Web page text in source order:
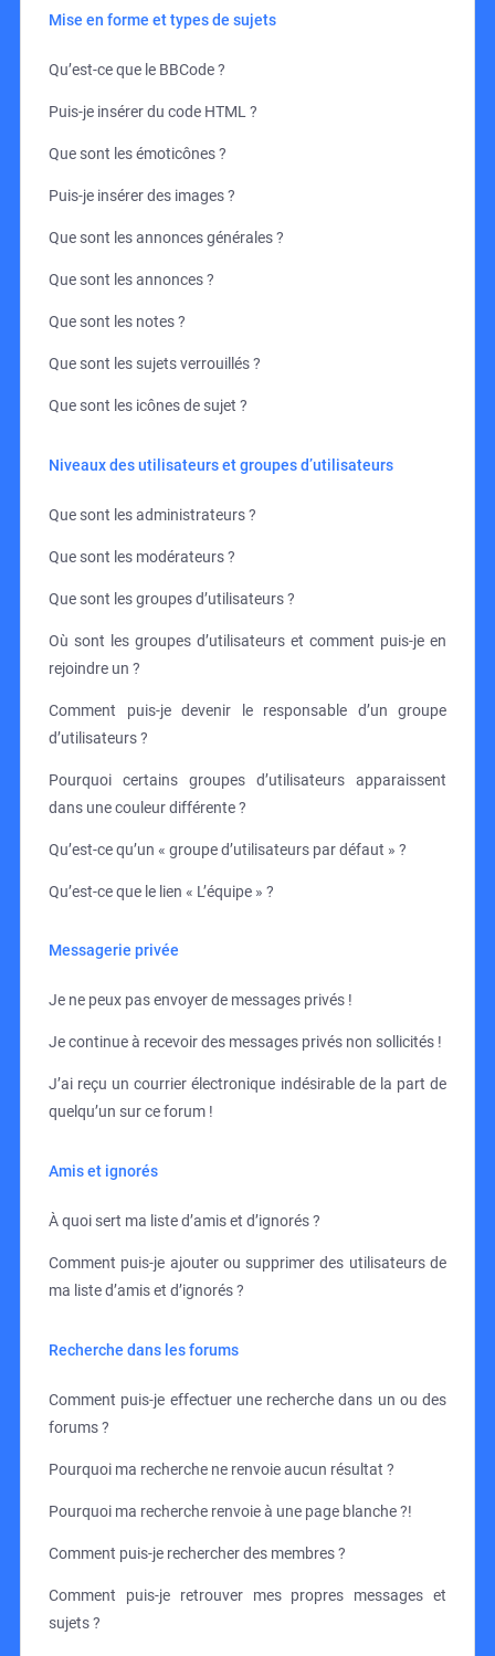
Mise en forme et types de sujets
Qu’est-ce que le BBCode ?
Puis-je insérer du code HTML ?
Que sont les émoticônes ?
Puis-je insérer des images ?
Que sont les annonces générales ?
Que sont les annonces ?
Que sont les notes ?
Que sont les sujets verrouillés ?
Que sont les icônes de sujet ?
Niveaux des utilisateurs et groupes d’utilisateurs
Que sont les administrateurs ?
Que sont les modérateurs ?
Que sont les groupes d’utilisateurs ?
Où sont les groupes d’utilisateurs et comment puis-je en
rejoindre un ?
Comment puis-je devenir le responsable d’un groupe
d’utilisateurs ?
Pourquoi certains groupes d’utilisateurs apparaissent
dans une couleur différente ?
Qu’est-ce qu’un « groupe d’utilisateurs par défaut » ?
Qu’est-ce que le lien « L’équipe » ?
Messagerie privée
Je ne peux pas envoyer de messages privés !
Je continue à recevoir des messages privés non sollicités !
J’ai reçu un courrier électronique indésirable de la part de
quelqu’un sur ce forum !
Amis et ignorés
À quoi sert ma liste d’amis et d’ignorés ?
Comment puis-je ajouter ou supprimer des utilisateurs de
ma liste d’amis et d’ignorés ?
Recherche dans les forums
Comment puis-je effectuer une recherche dans un ou des
forums ?
Pourquoi ma recherche ne renvoie aucun résultat ?
Pourquoi ma recherche renvoie à une page blanche ?!
Comment puis-je rechercher des membres ?
Comment puis-je retrouver mes propres messages et
sujets ?